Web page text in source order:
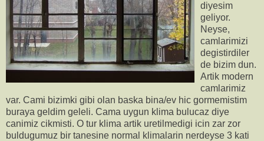
diyesim
geliyor.
Neyse,
camlarimizi
degistirdiler
de bizim dun.
Artik modern
camlarimiz
var. Cami bizimki gibi olan baska bina/ev hic gormemistim
buraya geldim geleli. Cama uygun klima bulucaz diye
canimiz cikmisti. O tur klima artik uretilmedigi icin zar zor
buldugumuz bir tanesine normal klimalarin nerdeyse 3 kati